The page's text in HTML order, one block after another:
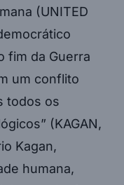
(UNITED
fim da Guerra
um conflito
todos os
(KAGAN,
Kagan,
humana,